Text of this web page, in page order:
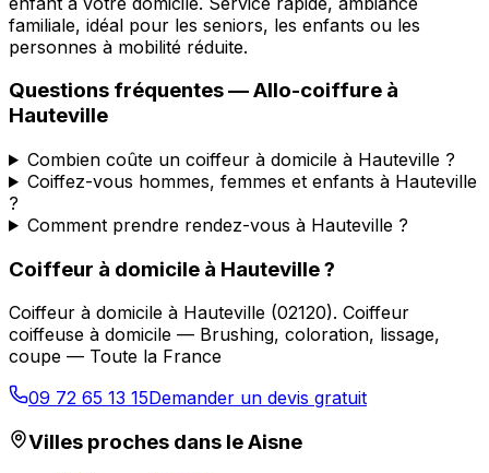
familiale, idéal pour les seniors, les enfants ou les
personnes à mobilité réduite.
Questions fréquentes —Allo-coiffure à
Hauteville
Combien coûte un coiffeur à domicile à Hauteville ?
Coiffez-vous hommes, femmes et enfants à Hauteville
?
Comment prendre rendez-vous à Hauteville ?
Coiffeur à domicile à Hauteville?
Coiffeur à domicile à Hauteville (02120). Coiffeur
coiffeuse à domicile — Brushing, coloration, lissage,
coupe — Toute la France
09 72 65 13 15Demander un devis gratuit
Villes proches dans leAisne